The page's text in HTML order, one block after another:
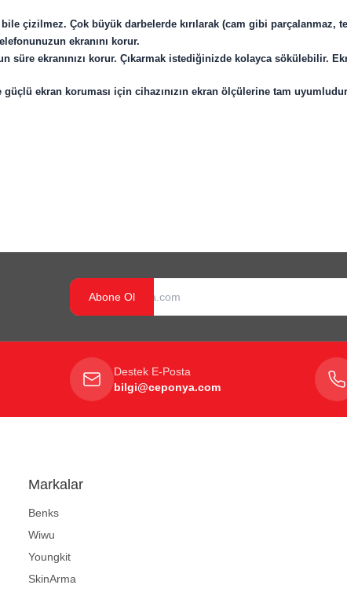
çizilmez. Çok büyük darbelerde kırılarak (cam gibi parçalanmaz,
ekranını korur.
ekranınızı korur. Çıkarmak istediğinizde kolayca sökülebilir.
ekran koruması için cihazınızın ekran ölçülerine tam
Abone Ol
Destek E-Posta
bilgi@ceponya.com
Markalar
Benks
Wiwu
Youngkit
SkinArma